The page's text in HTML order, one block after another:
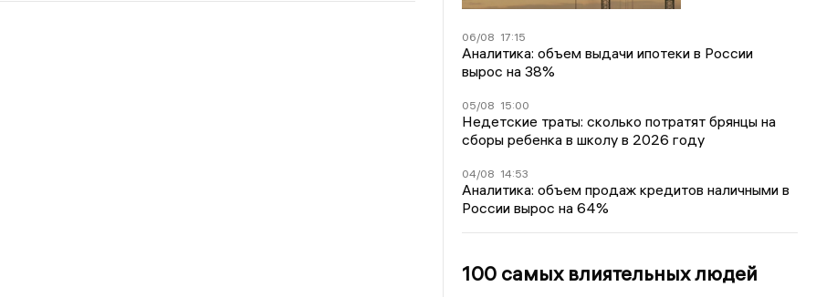
06/08 17:15
Аналитика: объем выдачи ипотеки в России
вырос на 38%
05/08 15:00
Недетские траты: сколько потратят брянцы на
сборы ребенка в школу в 2026 году
04/08 14:53
Аналитика: объем продаж кредитов наличными в
России вырос на 64%
100 самых влиятельных людей